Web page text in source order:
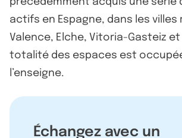
actifs en Espagne, dans les
Valence, Elche, Vitoria-Gasteiz
totalité des espaces est
l’enseigne.
Échangez avec un